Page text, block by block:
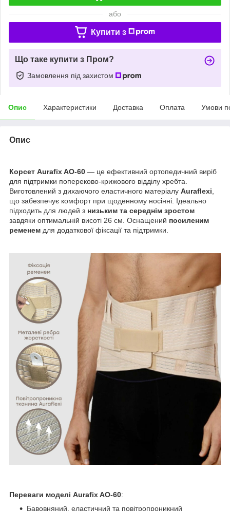
або
Купити з
Що таке купити з Пром?
Замовлення під захистом
Опис Характеристики Доставка Оплата Умови
Опис
Корсет Aurafix AO-60 — це ефективний ортопедичний виріб
для підтримки попереково-крижового відділу хребта.
Виготовлений з дихаючого еластичного матеріалу Auraflexi
що забезпечує комфорт при щоденному носінні. Ідеально
підходить для людей з низьким та середнім зростом
завдяки оптимальній висоті 26 см. Оснащений посиленим
ременем для додаткової фіксації та підтримки.
Переваги моделі Aurafix AO-60:
Бавовняний, еластичний та повітропроникний